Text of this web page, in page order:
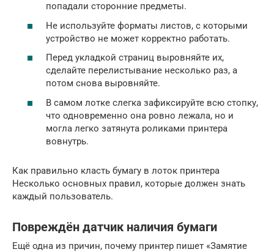
попадали сторонние предметы.
Не используйте форматы листов, с которыми
устройство не может корректно работать.
Перед укладкой страниц выровняйте их,
сделайте перелистывание несколько раз, а
потом снова выровняйте.
В самом лотке слегка зафиксируйте всю стопку,
что одновременно она ровно лежала, но и
могла легко затянута роликами принтера
вовнутрь.
Как правильно класть бумагу в лоток принтера
Несколько основных правил, которые должен знать
каждый пользователь.
Повреждён датчик наличия бумаги
Ещё одна из причин, почему принтер пишет «Замятие